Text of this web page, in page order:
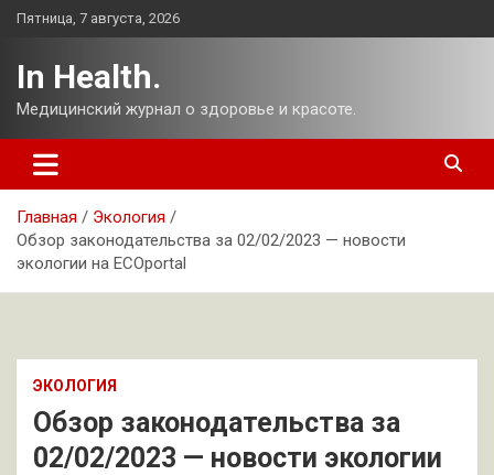
Перейти
Пятница, 7 августа, 2026
In Health.
Медицинский журнал о здоровье и красоте.
Главная
Экология
Обзор законодательства за 02/02/2023 — новости
экологии на ECOportal
ЭКОЛОГИЯ
Обзор законодательства за
02/02/2023 — новости экологии